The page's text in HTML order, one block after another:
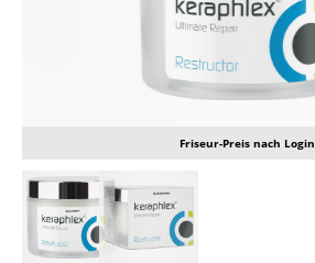
Friseur-Preis nach Login